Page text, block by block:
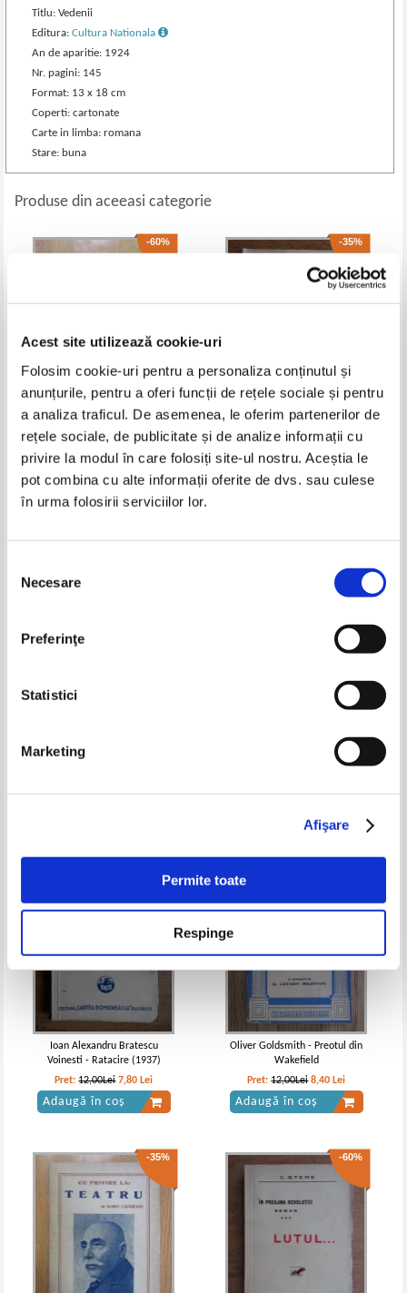
Acest site utilizează cookie-uri
Folosim cookie-uri pentru a personaliza conținutul și
anunțurile, pentru a oferi funcții de rețele sociale și pentru
a analiza traficul. De asemenea, le oferim partenerilor de
rețele sociale, de publicitate și de analize informații cu
privire la modul în care folosiți site-ul nostru. Aceștia le
pot combina cu alte informații oferite de dvs. sau culese
în urma folosirii serviciilor lor.
consimțământului
Necesare
Preferinţe
Statistici
Marketing
Afişare
Permite toate
Respinge
Titlu: Vedenii
Editura:Cultura Nationala
An de aparitie: 1924
Nr. pagini: 145
Format: 13 x 18 cm
Coperti: cartonate
Carte in limba: romana
Stare: buna
Produse din aceeasi categorie
-60%
Al. Procopovici - Cronica lui Ion
Neculce (2 volume)
-35%
George Topirceanu - Scrisori
fara adresa (1930)
Goethe (1942)
Adaugă în coș
Vasile Glont - Dictionar scolar
francez-roman (1947)
Adaugă în coș
Ioan Alexandru Bratescu
Voinesti - Ratacire (1937)
Pret:12,00Lei 7,80 Lei
Adaugă în coș
Oliver Goldsmith - Preotul din
Wakefield
Pret:12,00Lei 8,40 Lei
Adaugă în coș
-35% -60%